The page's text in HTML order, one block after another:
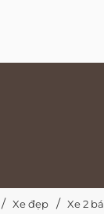
Xe đẹp Xe 2